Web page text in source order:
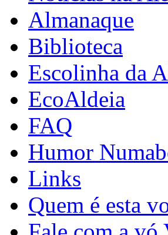
Almanaque
Biblioteca
Escolinha da
EcoAldeia
FAQ
Humor
Links
Quem é esta